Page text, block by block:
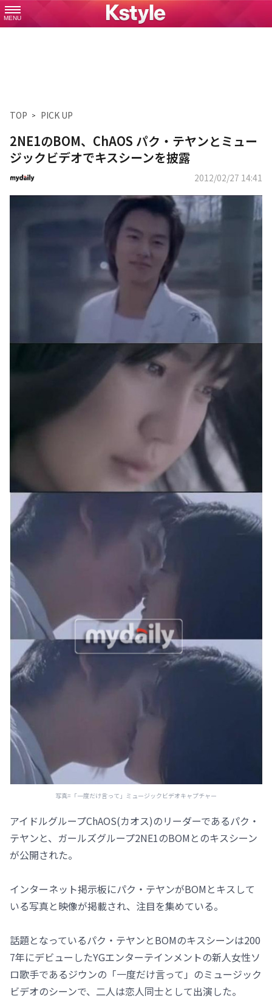
MENU
TOP PICK UP
2NE1のBOM、ChAOS パク・テヤンとミュー
ジックビデオでキスシーンを披露
2012/02/27 14:41
写真=「一度だけ言って」ミュージックビデオキャプチャー
アイドルグループChAOS(カオス)のリーダーであるパク・
テヤンと、ガールズグループ2NE1のBOMとのキスシーン
が公開された。
インターネット掲示板にパク・テヤンがBOMとキスして
いる写真と映像が掲載され、注目を集めている。
話題となっているパク・テヤンとBOMのキスシーンは200
7年にデビューしたYGエンターテインメントの新人女性ソ
ロ歌手であるジウンの「一度だけ言って」のミュージック
ビデオのシーンで、二人は恋人同士として出演した。